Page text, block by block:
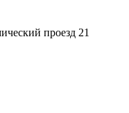
проезд 21